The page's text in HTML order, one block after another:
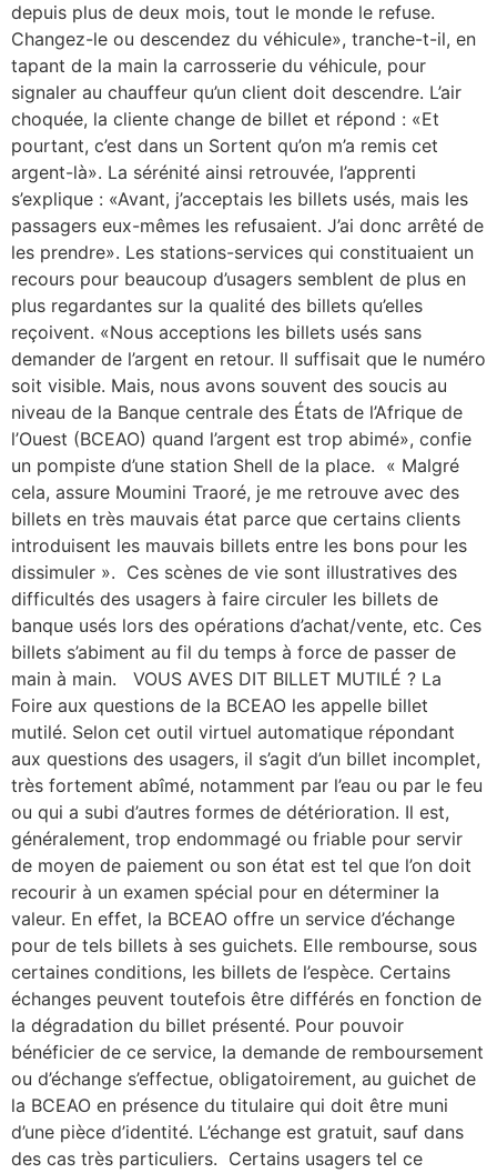
depuis plus de deux mois, tout le monde le refuse.
Changez-le ou descendez du véhicule», tranche-t-il, en
tapant de la main la carrosserie du véhicule, pour
signaler au chauffeur qu’un client doit descendre. L’air
choquée, la cliente change de billet et répond : «Et
pourtant, c’est dans un Sortent qu’on m’a remis cet
argent-là». La sérénité ainsi retrouvée, l’apprenti
s’explique : «Avant, j’acceptais les billets usés, mais les
passagers eux-mêmes les refusaient. J’ai donc arrêté de
les prendre». Les stations-services qui constituaient un
recours pour beaucoup d’usagers semblent de plus en
plus regardantes sur la qualité des billets qu’elles
reçoivent. «Nous acceptions les billets usés sans
demander de l’argent en retour. Il suffisait que le numéro
soit visible. Mais, nous avons souvent des soucis au
niveau de la Banque centrale des États de l’Afrique de
l’Ouest (BCEAO) quand l’argent est trop abimé», confie
un pompiste d’une station Shell de la place. « Malgré
cela, assure Moumini Traoré, je me retrouve avec des
billets en très mauvais état parce que certains clients
introduisent les mauvais billets entre les bons pour les
dissimuler ». Ces scènes de vie sont illustratives des
difficultés des usagers à faire circuler les billets de
banque usés lors des opérations d’achat/vente, etc. Ces
billets s’abiment au fil du temps à force de passer de
main à main. VOUS AVES DIT BILLET MUTILÉ ? La
Foire aux questions de la BCEAO les appelle billet
mutilé. Selon cet outil virtuel automatique répondant
aux questions des usagers, il s’agit d’un billet incomplet,
très fortement abîmé, notamment par l’eau ou par le feu
ou qui a subi d’autres formes de détérioration. Il est,
généralement, trop endommagé ou friable pour servir
de moyen de paiement ou son état est tel que l’on doit
recourir à un examen spécial pour en déterminer la
valeur. En effet, la BCEAO offre un service d’échange
pour de tels billets à ses guichets. Elle rembourse, sous
certaines conditions, les billets de l’espèce. Certains
échanges peuvent toutefois être différés en fonction de
la dégradation du billet présenté. Pour pouvoir
bénéficier de ce service, la demande de remboursement
ou d’échange s’effectue, obligatoirement, au guichet de
la BCEAO en présence du titulaire qui doit être muni
d’une pièce d’identité. L’échange est gratuit, sauf dans
des cas très particuliers. Certains usagers tel ce